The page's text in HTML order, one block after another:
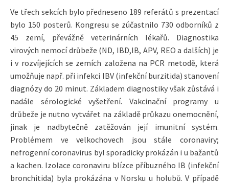
Ve třech sekcích bylo předneseno 189 referátů s prezentací
bylo 150 posterů. Kongresu se zúčastnilo 730 odborníků z
45 zemí, převážně veterinárních lékařů. Diagnostika
virových nemocí drůbeže (ND, IBD,IB, APV, REO a dalších) je
i v rozvíjejících se zemích založena na PCR metodě, která
umožňuje např. při infekci IBV (infekční burzitida) stanovení
diagnózy do 20 minut. Základem diagnostiky však zůstává i
nadále sérologické vyšetření. Vakcinační programy u
drůbeže je nutno vytvářet na základě průkazu onemocnění,
jinak je nadbytečně zatěžován její imunitní systém.
Problémem ve velkochovech jsou stále coronaviry;
nefrogenní coronavirus byl sporadicky prokázán i u bažantů
a kachen. Izolace coronaviru blízce příbuzného IB (infekční
bronchitida) byla prokázána v Norsku u holubů. V případě